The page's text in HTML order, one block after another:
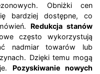
Obniżki cen
bardziej dostępne, co
Redukcja stanów
często wykorzystują
nadmiar towarów lub
Dzięki temu mogą
Pozyskiwanie nowych